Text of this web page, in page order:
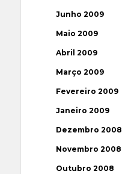
Junho 2009
Maio 2009
Abril 2009
Março 2009
Fevereiro 2009
Janeiro 2009
Dezembro 2008
Novembro 2008
Outubro 2008